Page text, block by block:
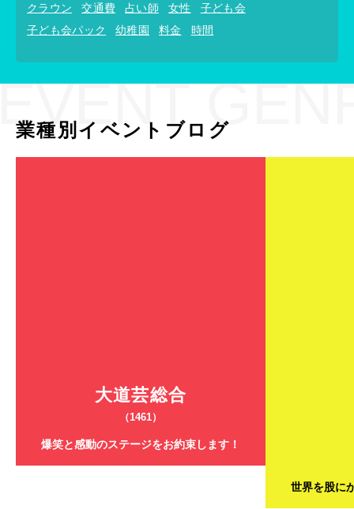
クラウン
交通費 占い師 女性
子ども会
子ども会パック
幼稚園 料金 時間
業種別イベントブログ
大道芸総合
（1461）
爆笑と感動のステージをお約束します！
世界を股に